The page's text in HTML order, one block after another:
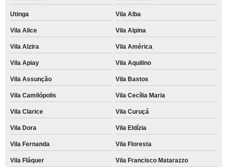
Utinga Vila Alba
Vila Alice Vila Alpina
Vila Alzira Vila América
Vila Apiay Vila Aquilino
Vila Assunção Vila Bastos
Vila Camilópolis Vila Cecília Maria
Vila Clarice Vila Curuçá
Vila Dora Vila Eldízia
Vila Fernanda Vila Floresta
Vila Fláquer Vila Francisco Matarazzo